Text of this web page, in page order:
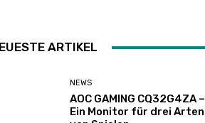
ARTIKEL
NEWS
AOC GAMING CQ32G4ZA –
Ein Monitor für drei Arten